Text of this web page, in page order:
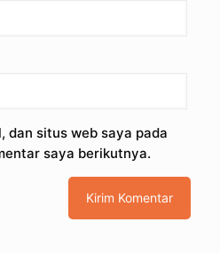
dan situs web saya pada
saya berikutnya.